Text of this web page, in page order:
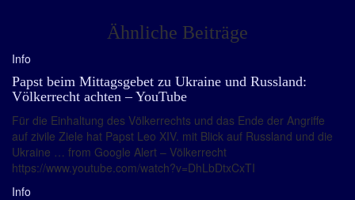
Ähnliche Beiträge
Info
Papst beim Mittagsgebet zu Ukraine und Russland:
Völkerrecht achten – YouTube
Für die Einhaltung des Völkerrechts und das Ende der Angriffe
auf zivile Ziele hat Papst Leo XIV. mit Blick auf Russland und die
Ukraine … from Google Alert – Völkerrecht
https://www.youtube.com/watch?v=DhLbDtxCxTI
Info